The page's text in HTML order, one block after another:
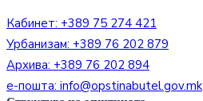
Кабинет: +389 75 274 421
Урбанизам: +389 76 202 879
Архива: +389 76 202 894
е-пошта: info@opstinabutel.gov.mk